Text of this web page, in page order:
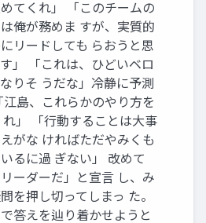
てくれ」 「このチームの
俺が務めま すが、実質的
リードしても らおうと思
」 「これは、ひどいベロ
りそ うだな」冷静に予測
江島、これらかのやり⽅を
」 「⾏動することは⼤事
がな ければただやみくも
るに過 ぎない」 改めて
リーダーだ」と宣⾔ し、み
を押し切ってしまっ た。
答えを辿り着かせようと